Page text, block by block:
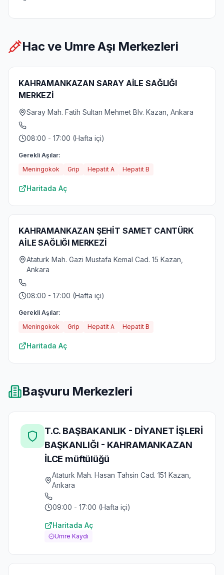
Hac ve Umre Aşı Merkezleri
KAHRAMANKAZAN SARAY AİLE SAĞLIĞI
MERKEZİ
Saray Mah. Fatih Sultan Mehmet Blv. Kazan, Ankara
08:00 - 17:00 (Hafta içi)
Gerekli Aşılar:
Meningokok
Grip Hepatit A Hepatit B
Haritada Aç
KAHRAMANKAZAN ŞEHİT SAMET CANTÜRK
AİLE SAĞLIĞI MERKEZİ
Ataturk Mah. Gazi Mustafa Kemal Cad. 15 Kazan,
Ankara
08:00 - 17:00 (Hafta içi)
Gerekli Aşılar:
Meningokok
Grip Hepatit A Hepatit B
Haritada Aç
Başvuru Merkezleri
T.C. BAŞBAKANLIK - DİYANET İŞLERİ
BAŞKANLIĞI - KAHRAMANKAZAN
İLCE müftülüğü
Ataturk Mah. Hasan Tahsin Cad. 151 Kazan,
Ankara
09:00 - 17:00 (Hafta içi)
Haritada Aç
Umre Kaydı